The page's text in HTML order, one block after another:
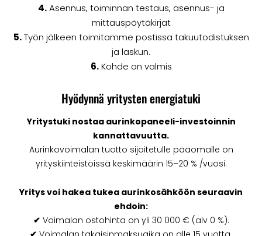
4.Asennus, toiminnan testaus, asennus- ja
mittauspöytäkirjat
5.Työn jälkeen toimitamme postissa takuutodistuksen
ja laskun.
6.Kohde on valmis
Hyödynnä yritysten energiatuki
Yritystuki nostaa aurinkopaneeli-investoinnin
kannattavuutta.
Aurinkovoimalan tuotto sijoitetulle pääomalle on
yrityskiinteistöissä keskimäärin 15–20 % /vuosi.
Yritys voi hakea tukea aurinkosähköön seuraavin
ehdoin:
✔ Voimalan ostohinta on yli 30 000 € (alv 0 %).